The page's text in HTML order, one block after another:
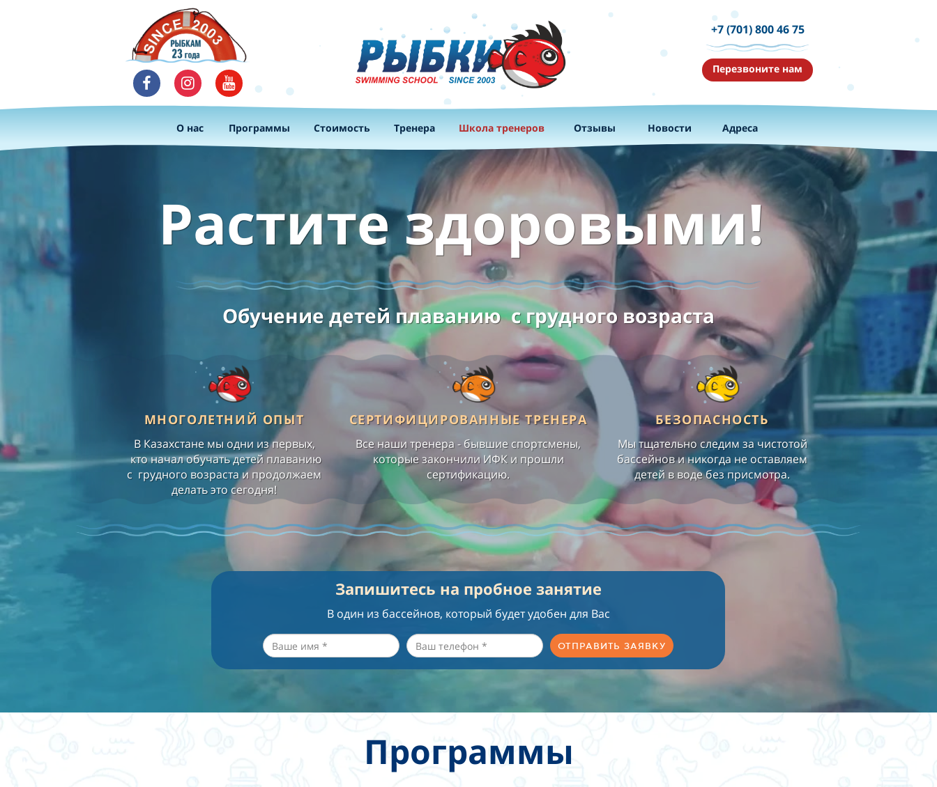
+7 (701) 800 46 75
Перезвоните нам
О нас Программы Стоимость Тренера Школа тренеров Отзывы Новости Адреса
Растите здоровыми!
Обучение детей плаванию с грудного возраста
МНОГОЛЕТНИЙ ОПЫТ
В Казахстане мы одни из первых,
кто начал обучать детей плаванию
с грудного возраста и продолжаем
делать это сегодня!
СЕРТИФИЦИРОВАННЫЕ ТРЕНЕРА
Все наши тренера - бывшие спортсмены,
которые закончили ИФК и прошли
сертификацию.
БЕЗОПАСНОСТЬ
Мы тщательно следим за чистотой
бассейнов и никогда не оставляем
детей в воде без присмотра.
Запишитесь на пробное занятие
В один из бассейнов, который будет удобен для Вас
ОТПРАВИТЬ ЗАЯВКУ
Программы